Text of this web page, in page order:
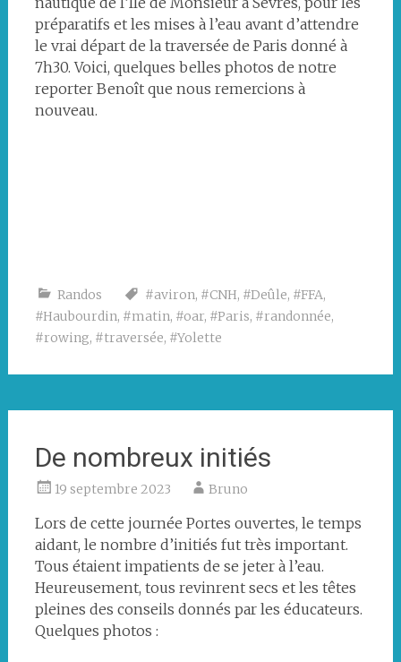
préparatifs et les mises à l’eau avant d’attendre
le vrai départ de la traversée de Paris donné à
7h30. Voici, quelques belles photos de notre
reporter Benoît que nous remercions à
nouveau.
Randos #aviron, #CNH, #Deûle, #FFA,
#Haubourdin, #matin, #oar, #Paris, #randonnée,
#rowing, #traversée, #Yolette
De nombreux initiés
19 septembre 2023 Bruno
Lors de cette journée Portes ouvertes, le temps
aidant, le nombre d’initiés fut très important.
Tous étaient impatients de se jeter à l’eau.
Heureusement, tous revinrent secs et les têtes
pleines des conseils donnés par les éducateurs.
Quelques photos :